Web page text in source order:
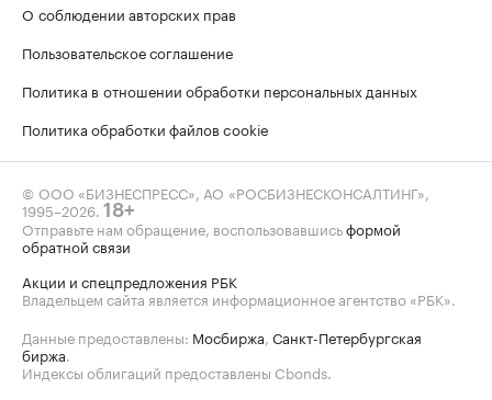
О соблюдении авторских прав
Пользовательское соглашение
Политика в отношении обработки персональных данных
Политика обработки файлов cookie
© ООО «БИЗНЕСПРЕСС», АО «РОСБИЗНЕСКОНСАЛТИНГ»,
1995–2026 18+
Отправьте нам обращение, воспользовавшисьформой
обратной связи
Акции и спецпредложения РБК
Владельцем сайта является информационное агентство «РБК».
Данные предоставлены: Мосбиржа Санкт-Петербургская
биржа
Индексы облигаций предоставлены Cbonds.